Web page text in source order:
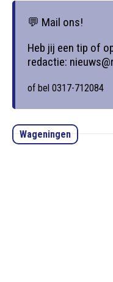
💬 Mail ons!
Heb jij een tip of
redactie:
of bel 0317-712084
Wageningen